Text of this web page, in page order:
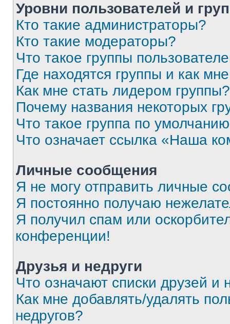
Уровни пользователей и
Кто такие администраторы?
Кто такие модераторы?
Что такое группы
Где находятся группы и как
Как мне стать лидером группы?
Почему названия некоторых
Что такое группа по
Что означает ссылка «Наша
Личные сообщения
Я не могу отправить личные
Я постоянно получаю
Я получил спам или
конференции!
Друзья и недруги
Что означают списки друзей и
Как мне добавлять/удалять
недругов?